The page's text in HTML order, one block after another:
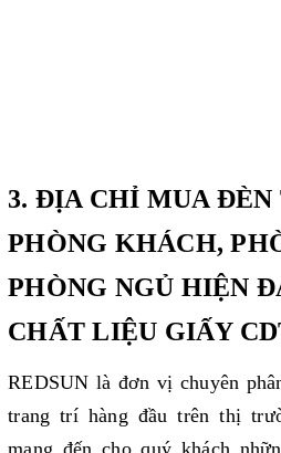
3. ĐỊA CHỈ MUA ĐÈN
PHÒNG KHÁCH,
PHÒNG NGỦ HIỆN
CHẤT LIỆU GIẤY
REDSUN là đơn vị chuyên
trang trí hàng đầu trên thị
mang đến cho quý khách